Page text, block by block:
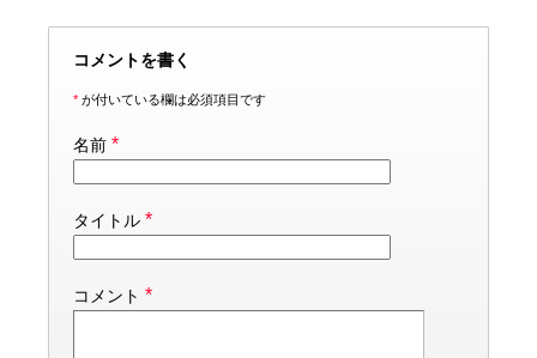
コメントを書く
* が付いている欄は必須項目です
名前 *
タイトル *
コメント *